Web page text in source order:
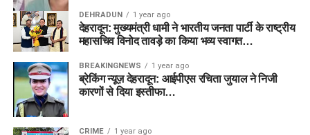
DEHRADUN 1 year ago
देहरादून: मुख्यमंत्री धामी ने भारतीय जनता पार्टी के राष्ट्रीय
महासचिव विनोद तावड़े का किया भव्य स्वागत…
BREAKINGNEWS 1 year ago
ब्रेकिंग न्यूज़ देहरादून: आईपीएस रचिता जुयाल ने निजी
कारणों से दिया इस्तीफा…
CRIME 1 year ago